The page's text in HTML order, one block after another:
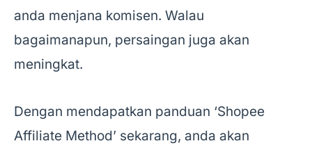
anda menjana komisen. Walau
bagaimanapun, persaingan juga akan
meningkat.
Dengan mendapatkan panduan ‘Shopee
Affiliate Method’ sekarang, anda akan